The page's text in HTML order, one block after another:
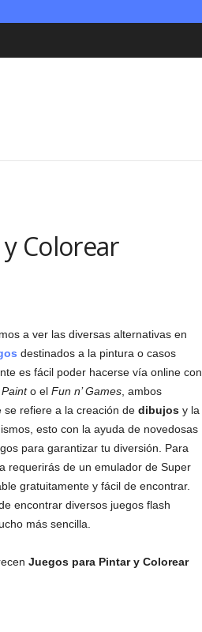
Colorear
a ver las diversas alternativas en
destinados a la pintura o casos
es fácil poder hacerse vía online con
o el Fun n’ Games, ambos
se refiere a la creación de dibujosy la
esto con la ayuda de novedosas
para garantizar tu diversión. Para
requerirás de un emulador de Super
gratuitamente y fácil de encontrar.
encontrar diversos juegos flash
más sencilla.
Juegos para Pintar y Colorear